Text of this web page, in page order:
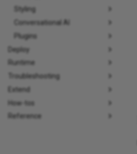
Styling
Conversational AI
Plugins
Deploy
Runtime
Troubleshooting
Extend
How-tos
Reference